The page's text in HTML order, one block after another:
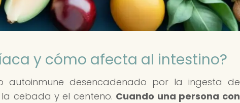
y cómo afecta al intestino?
autoinmune desencadenado por la ingesta de
cebada y el centeno. Cuando una persona con